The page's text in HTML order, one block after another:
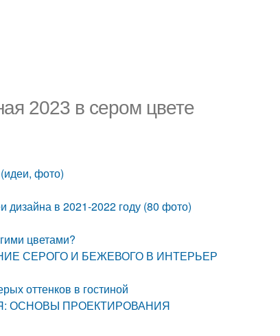
2023 в сером цвете
фото)
в 2021-2022 году (80 фото)
цветами?
СЕРОГО И БЕЖЕВОГО В ИНТЕРЬЕР
оттенков в гостиной
ОСНОВЫ ПРОЕКТИРОВАНИЯ